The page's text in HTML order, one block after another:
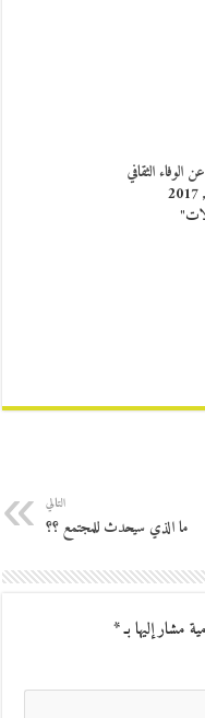
الوفاء الثقافي
التالي
ما الذي سيحدث للمجتمع ؟؟
مشار إليها بـ*